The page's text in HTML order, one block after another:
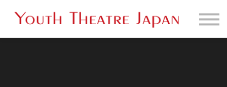
販売映像一覧
お問い合わせ